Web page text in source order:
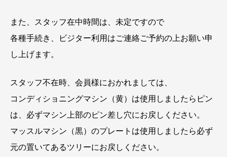
また、スタッフ在中時間は、未定ですので
各種手続き、ビジター利用はご連絡ご予約の上お願い申
し上げます。
スタッフ不在時、会員様におかれましては、
コンディショニングマシン（黄）は使用しましたらピン
は、必ずマシン上部のピン差し穴にお戻しください。
マッスルマシン（黒）のプレートは使用しましたら必ず
元の置いてあるツリーにお戻しください。